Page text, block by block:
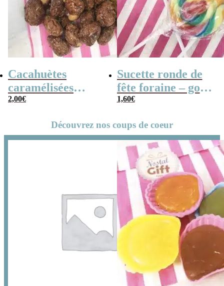
Cacahuètes
caramélisées
(chouchou) – 100g
2,00€
Sucette ronde de
fête foraine – goût
fruit x3 – 14cm
1,60€
Découvrez nos coups de coeur